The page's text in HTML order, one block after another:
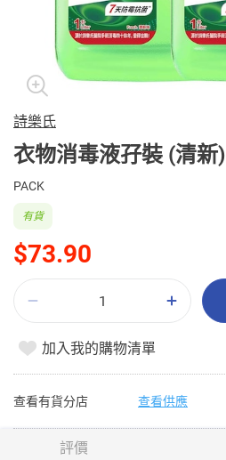
詩樂氏
衣物消毒液孖裝 (清新)
PACK
$73.90
有貨
加入我的購物清單
查看有貨分店 查看供應
評價